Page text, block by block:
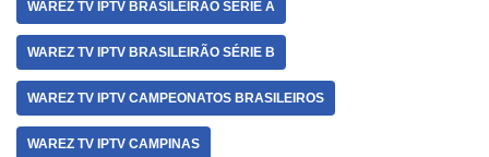
WAREZ TV IPTV BRASILEIRÃO SÉRIE A
WAREZ TV IPTV BRASILEIRÃO SÉRIE B
WAREZ TV IPTV CAMPEONATOS BRASILEIROS
WAREZ TV IPTV CAMPINAS